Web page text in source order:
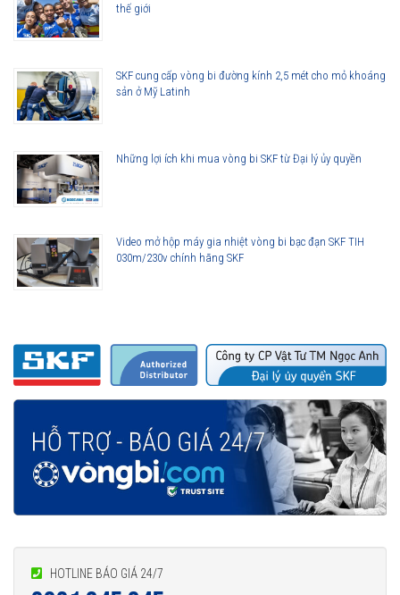
35x47x7 HMSA10 RG được phân phối chính hãng
Đại lý ủy quyền SKF chính hãng - SKF Authorized Distributor
0921 345 345 096 123 8558
thế giới
SKF cung cấp vòng bi đường kính 2,5 mét cho mỏ khoáng
sản ở Mỹ Latinh
Những lợi ích khi mua vòng bi SKF từ Đại lý ủy quyền
Video mở hộp máy gia nhiệt vòng bi bạc đạn SKF TIH
030m/230v chính hãng SKF
HOTLINE BÁO GIÁ 24/7